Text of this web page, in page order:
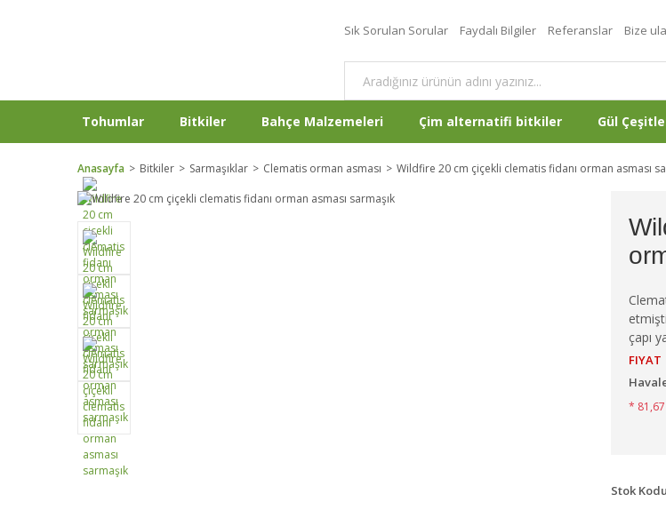
Sık Sorulan Sorular Faydalı Bilgiler Referanslar Bize
Tohumlar Bitkiler Bahçe Malzemeleri Çim alternatifi bitkiler Gül
Anasayfa Bitkiler Sarmaşıklar Clematis orman asması Wildfire 20 cm çiçekli clematis fidanı orman asması
çapı
FIYAT
*
Stok Kodu